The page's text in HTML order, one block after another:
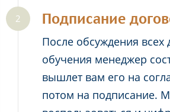
Подписание
После обсуждения всех
обучения менеджер
вышлет вам его на
потом на подписание.